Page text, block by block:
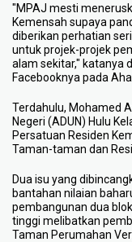
"MPAJ mesti
Kemensah supaya
diberikan perhatian
untuk projek-projek
alam sekitar," katanya
Facebooknya pada
Terdahulu, Mohamed
Negeri (ADUN) Hulu
Persatuan Residen
Taman-taman dan
Dua isu yang
bantahan nilaian
pembangunan dua
tinggi melibatkan
Taman Perumahan